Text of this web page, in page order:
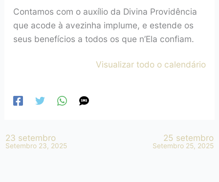
Contamos com o auxílio da Divina Providência
que acode à avezinha implume, e estende os
seus benefícios a todos os que n’Ela confiam.
Visualizar todo o calendário
23 setembro
Setembro 23, 2025
25 setembro
Setembro 25, 2025